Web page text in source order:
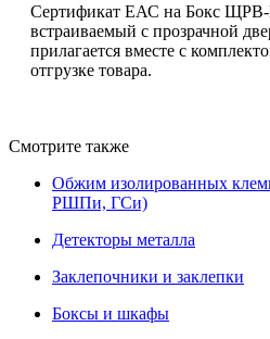
Сертификат ЕАС на Бокс ЩРВ-
встраиваемый с прозрачной
прилагается вместе с
отгрузке товара.
Смотрите также
Обжим изолированных
РШПи, ГСи)
Детекторы металла
Заклепочники и заклепки
Боксы и шкафы